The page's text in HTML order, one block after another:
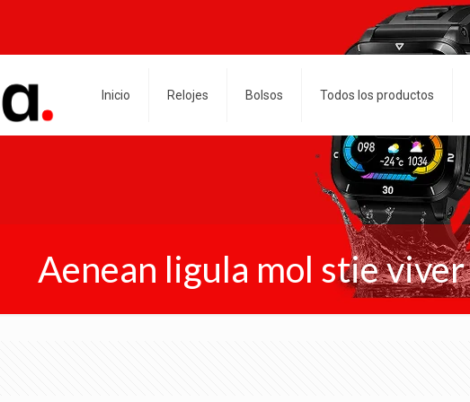
Inicio Relojes Bolsos Todos los productos
Aenean ligula mol stie viver